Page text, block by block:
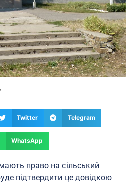
Twitter Telegram
WhatsApp
право на сільський
підтвердити це довідкою